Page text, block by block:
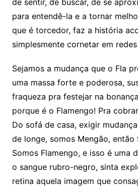
para entendê-la e a tornar
que é torcedor, faz a história
simplesmente cornetar em
Sejamos a mudança que o Fla
uma massa forte e poderosa,
fraqueza pra festejar na
porque é o Flamengo! Pra
Do sofá de casa, exigir
de longe, somos Mengão,
Somos Flamengo, e isso é uma
o sangue rubro-negro, sinta
retina aquela imagem que